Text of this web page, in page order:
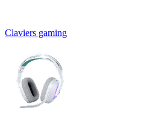
Claviers gaming